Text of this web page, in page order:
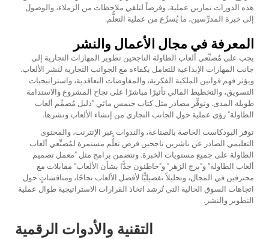
هذه الدورات تمارين عملية، وفرصاً لتلقي ملاحظات من الزملاء، والوصول
إلى خبرة المدرِّسين، ما يُسرِّع من عملية التعلُّم.
المعرفة في مجال الأعمال والنشر
يجب على مُصنِّعي ألعاب الطاولة الناجحين تطوير المهارات التجارية إلى
جانب المهارات الإبداعية للتعامل بكفاءة مع الجوانب التجارية لنشر الألعاب.
ويؤثر فهم قوانين الملكية الفكرية، والمفاوضات التعاقدية، واستراتيجيات
التسويق، والتخطيط المالي تأثيرًا مباشرًا على نجاح المشروع والاستدامة
طويلة المدى. وتوفِّر مصادر مثل كتاب جيمس ماثي "دليل مُصمِّم ألعاب
الطاولة" رؤى عملية حول الجانب التجاري من إنشاء الألعاب ونشرها.
توفر البودكاست الخاصة بالصناعة، والندوات عبر الإنترنت، والمحتوى
التعليمي الصادر عن ناشرين ناجحين فرص تعلُّم مستمرة لمُصنِّعي ألعاب
الطاولة على جميع مستويات الخبرة. وتتضمن برامج مثل "معمل تصميم
ألعاب الطاولة" و"برج الزهر" و"خاطئون جدًّا بشأن الألعاب" مقابلات مع
محترفين في المجال، وتحليلاً تفصيليًّا لأفضل الألعاب نجاحًا، ومناقشاتٍ حول
اتجاهات السوق الحالية التي تُرشد اتخاذ القرارات الاستراتيجية طوال عملية
التطوير والنشر.
التقنية والأدوات الرقمية